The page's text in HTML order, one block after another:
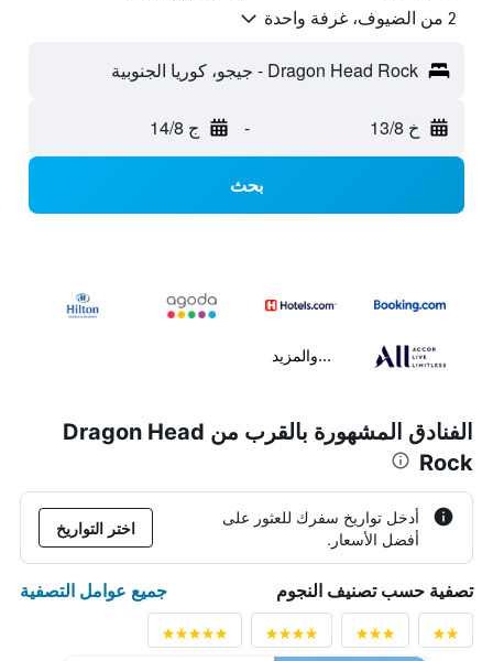
2 من الضيوف، غرفة واحدة
Dragon Head Rock - جيجو، كوريا الجنوبية
خ 13/8 - ج 14/8
بحث
...والمزيد
الفنادق المشهورة بالقرب من Dragon Head
Rock
أدخل تواريخ سفرك للعثور على
أفضل الأسعار.
اختر التواريخ
تصفية حسب تصنيف النجوم جميع عوامل التصفية